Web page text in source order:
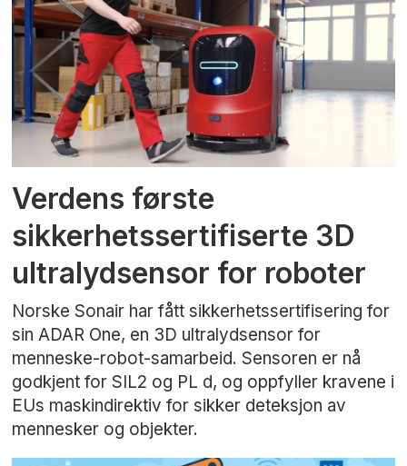
Verdens første
sikkerhetssertifiserte 3D
ultralydsensor for roboter
Norske Sonair har fått sikkerhetssertifisering for
sin ADAR One, en 3D ultralydsensor for
menneske-robot-samarbeid. Sensoren er nå
godkjent for SIL2 og PL d, og oppfyller kravene i
EUs maskindirektiv for sikker deteksjon av
mennesker og objekter.